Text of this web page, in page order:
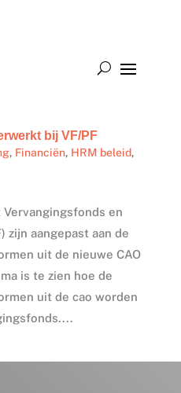
bij VF/PF
, Financiën, HRM beleid,
en
zijn aangepast aan de
uit de nieuwe CAO
is te zien hoe de
uit de cao worden